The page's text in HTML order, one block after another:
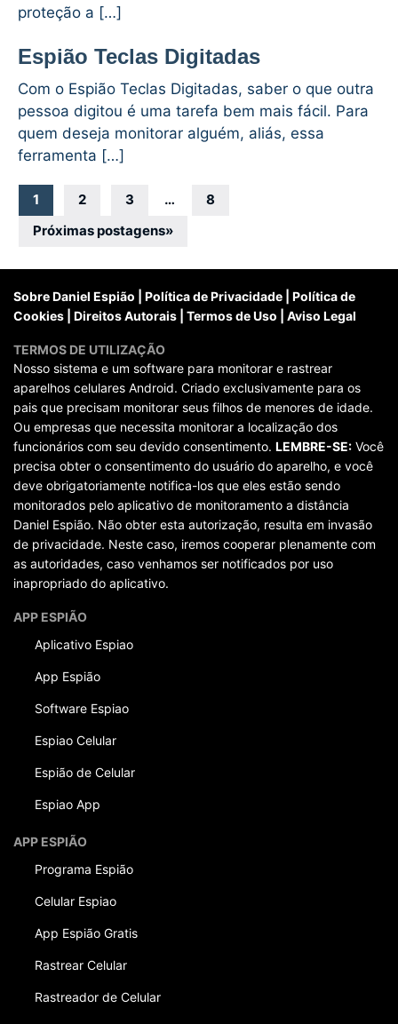
proteção a […]
Espião Teclas Digitadas
Com o Espião Teclas Digitadas, saber o que outra
pessoa digitou é uma tarefa bem mais fácil. Para
quem deseja monitorar alguém, aliás, essa
ferramenta […]
Navegação
por
posts
1 2 3 …
8
Próximas postagens»
Sobre Daniel Espião Política de Privacidade
Política de
Cookies
Direitos Autorais Termos de Uso Aviso Legal
TERMOS DE UTILIZAÇÃO
Nosso sistema e um software para monitorar e rastrear
aparelhos celulares Android. Criado exclusivamente para os
pais que precisam monitorar seus filhos de menores de idade.
Ou empresas que necessita monitorar a localização dos
funcionários com seu devido consentimento. LEMBRE-SE: Você
precisa obter o consentimento do usuário do aparelho, e você
deve obrigatoriamente notifica-los que eles estão sendo
monitorados pelo aplicativo de monitoramento a distância
Daniel Espião. Não obter esta autorização, resulta em invasão
de privacidade. Neste caso, iremos cooperar plenamente com
as autoridades, caso venhamos ser notificados por uso
inapropriado do aplicativo.
APP ESPIÃO
Aplicativo Espiao
App Espião
Software Espiao
Espiao Celular
Espião de Celular
Espiao App
APP ESPIÃO
Programa Espião
Celular Espiao
App Espião Gratis
Rastrear Celular
Rastreador de Celular